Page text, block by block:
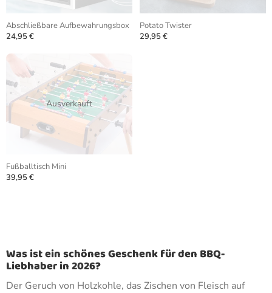
Abschließbare Aufbewahrungsbox
24,95 €
Potato Twister
29,95 €
Ausverkauft
Fußballtisch Mini
39,95 €
Was ist ein schönes Geschenk für den BBQ-
Liebhaber in 2026?
Der Geruch von Holzkohle, das Zischen von Fleisch auf